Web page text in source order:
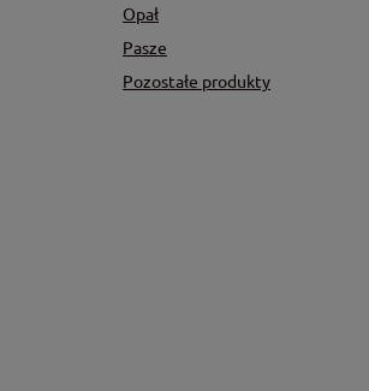
Opał
Pasze
Pozostałe produkty